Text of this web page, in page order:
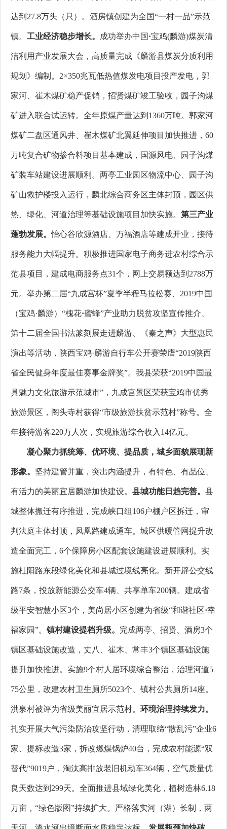
达到27.8万头（只） 。酒房镇创建为全国“一村一品”示范
镇。 工业经济稳步增长。 成功举办中国 ·宝鸡(麟游)煤炭清
洁利用产业发展大会，高质量完成《麟游县煤炭分质利用
规划》编制。2×350兆瓦低热值煤发电项目投产发电，郭
家河、崔木煤矿稳产促销，招贤煤矿竣工验收，园子沟煤
矿进入联合试运转。全年原煤产量达到1360万吨。郭家河
煤矿二盘区通风井、崔木煤矿北翼延伸项目加快推进，60
万吨复合矿物掺合料项目基本建成，国源风电、园子沟煤
矿装车站建设进展顺利。两亭工业园区物流中心、园子沟
矿山救护楼投入运行，麟北综合商务区主体封顶，园区供
热、绿化、河道治理等基础设施项目加快实施。 第三产业
蓬勃发展。怡心谷欣源酒店、万福酒店等建成开业，接待
服务能力大幅提升。积极推进国家电子商务进农村综合示
范县项目，建成电商服务点31个，网上交易额达到2788万
元。举办第二届“九成宫杯”夏季半程马拉松赛、2019中国
（宝鸡·麟游）“槐花·蜜蜂”产业助力脱贫攻坚宣传推介、
第十二届全国书法篆刻展走进麟游、《秦之声》大型惠民
演出等活动，陕西宝鸡·麟游自行车公开赛荣膺“2019陕西
省全民健身年度最佳赛事金牌奖”。我县荣获“2019中国最
具魅力文化旅游示范城市”，九成宫景区荣获宝鸡市优秀
旅游景区，阁头寺村获得“市级旅游扶贫示范村”称号。全
年接待游客220万人次，实现旅游综合收入14亿元。
凝心聚力抓统筹、优环境、提品质，城乡面貌展现新
形象。 坚持建管并重，突出内涵提升，有特色、有品位、
有活力的美丽宜居麟游加快建设。 县城功能日趋完善。 县
城整体搬迁有序推进，完成峡口组106户棚户区拆迁，审
判法庭主体封顶，凤凰路建成通车。城区供暖管网提升改
造全面完工，6个保障房小区配套设施建设进展顺利。实
施杜阳路东段绿化美化和县城过境线亮化。新开辟公交线
路7条，投放新能源公交车4辆、共享单车200辆。建成省
级平安智慧小区3个，美尚居小区创建为省级“和谐社区·幸
福家园”。 镇村建设提档升级。 完成两亭、招贤、酒房3个
镇区基础设施改造，丈八、崔木、常丰3个镇区基础设施
提升加快推进。实施9个村人居环境综合整治，治理河道5
75公里，改建农村卫生厕所5023个、镇村公共厕所14座。
洪泉村被评为省级美丽宜居示范村。 环境治理持续发力。
扎实开展大气污染防治攻坚行动，清理取缔“散乱污”企业6
家、提标改造3家，拆改燃煤锅炉40台，完成农村能源“双
替代”9019户，淘汰高排放老旧机动车364辆，空气质量优
良天数达到299天。全面推进县域绿化美化，植树造林6.18
万亩，“绿色版图”持续扩大。严格落实河（湖）长制，两